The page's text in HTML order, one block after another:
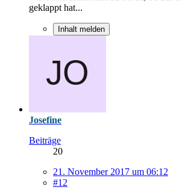
geklappt hat...
Inhalt melden
Josefine
Beiträge
20
21. November 2017 um 06:12
#12